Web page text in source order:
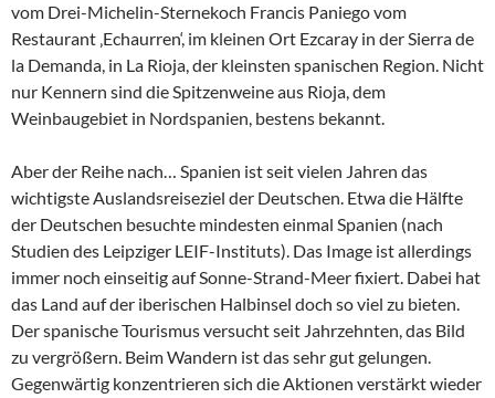
vom Drei-Michelin-Sternekoch Francis Paniego vom
Restaurant ‚Echaurren‘, im kleinen Ort Ezcaray in der Sierra de
la Demanda, in La Rioja, der kleinsten spanischen Region. Nicht
nur Kennern sind die Spitzenweine aus Rioja, dem
Weinbaugebiet in Nordspanien, bestens bekannt.
Aber der Reihe nach… Spanien ist seit vielen Jahren das
wichtigste Auslandsreiseziel der Deutschen. Etwa die Hälfte
der Deutschen besuchte mindesten einmal Spanien (nach
Studien des Leipziger LEIF-Instituts). Das Image ist allerdings
immer noch einseitig auf Sonne-Strand-Meer fixiert. Dabei hat
das Land auf der iberischen Halbinsel doch so viel zu bieten.
Der spanische Tourismus versucht seit Jahrzehnten, das Bild
zu vergrößern. Beim Wandern ist das sehr gut gelungen.
Gegenwärtig konzentrieren sich die Aktionen verstärkt wieder